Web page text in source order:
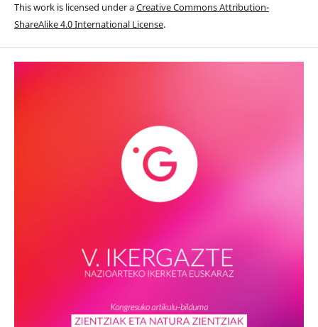
This work is licensed under aCreative Commons Attribution-
ShareAlike 4.0 International License.